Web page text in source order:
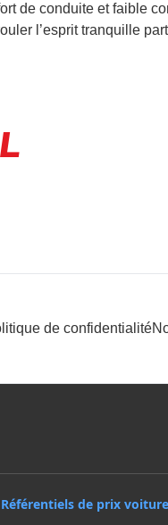
de conduite et faible
l’esprit tranquille
de confidentialité
Référentiels de prix